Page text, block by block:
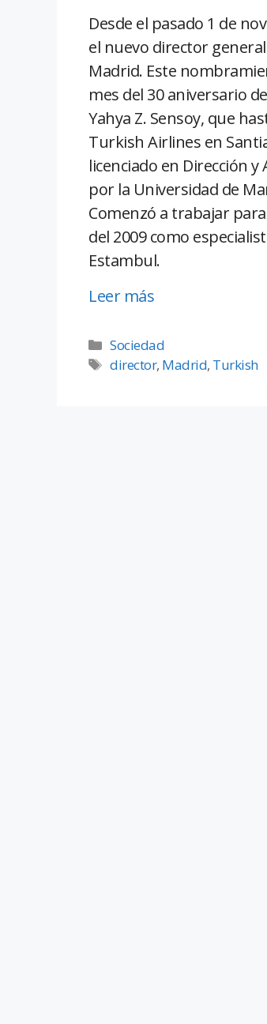
Desde el pasado 1 de
el nuevo director
Madrid. Este
mes del 30 aniversario
Yahya Z. Sensoy, que
Turkish Airlines en
licenciado en Dirección
por la Universidad de
Comenzó a trabajar
del 2009 como
Estambul.
Leer más
Sociedad
director, Madrid, Turkish